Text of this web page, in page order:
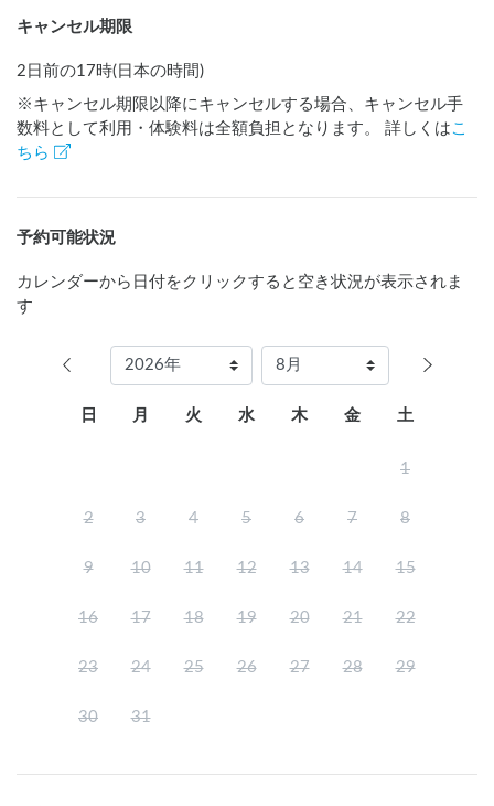
キャンセル期限
2日前の17時(日本の時間)
※キャンセル期限以降にキャンセルする場合、キャンセル手
数料として利用・体験料は全額負担となります。 詳しくは こ
ちら
予約可能状況
カレンダーから日付をクリックすると空き状況が表示されま
す
日 月 火 水 木 金 土
1
2 3 4 5 6 7 8
9 10 11 12 13 14 15
16 17 18 19 20 21 22
23 24 25 26 27 28 29
30 31